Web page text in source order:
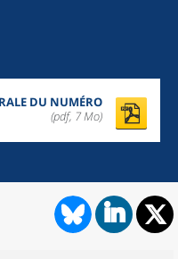
DU NUMÉRO
(pdf, 7 Mo)